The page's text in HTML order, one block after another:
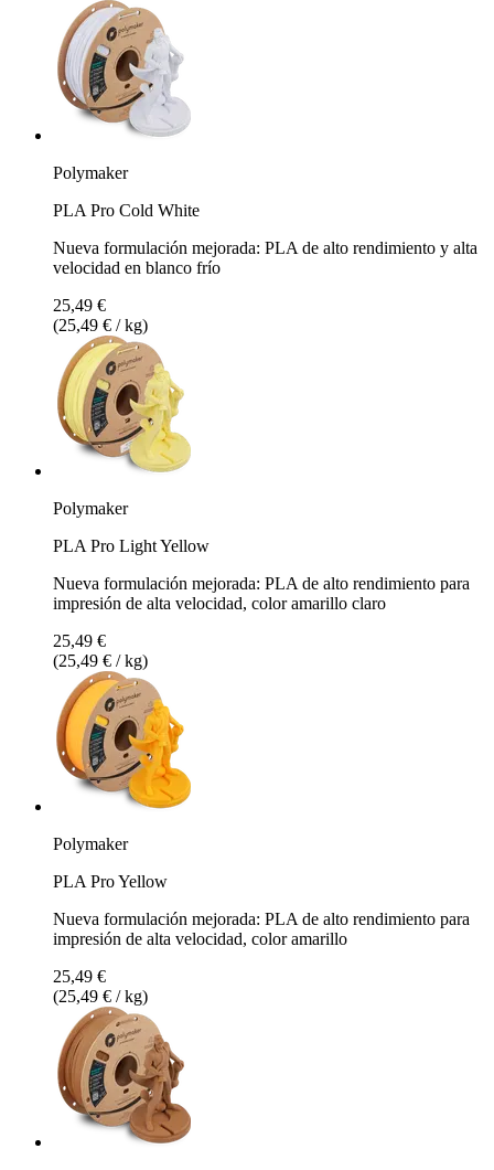
Polymaker
PLA Pro Cold White
Nueva formulación mejorada: PLA de alto rendimiento y alta
velocidad en blanco frío
25,49 €
(25,49 € / kg)
Polymaker
PLA Pro Light Yellow
Nueva formulación mejorada: PLA de alto rendimiento para
impresión de alta velocidad, color amarillo claro
25,49 €
(25,49 € / kg)
Polymaker
PLA Pro Yellow
Nueva formulación mejorada: PLA de alto rendimiento para
impresión de alta velocidad, color amarillo
25,49 €
(25,49 € / kg)